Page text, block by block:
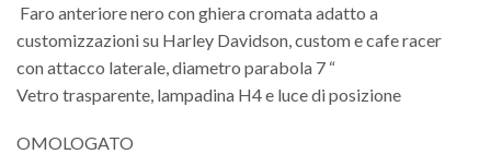
Faro anteriore nero con ghiera cromata adatto a
customizzazioni su Harley Davidson, custom e cafe racer
con attacco laterale, diametro parabola 7 “
Vetro trasparente, lampadina H4 e luce di posizione
OMOLOGATO